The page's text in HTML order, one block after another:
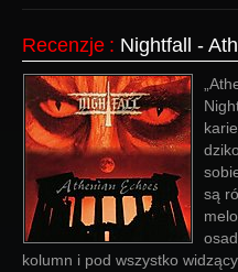
Recenzje : Nightfall -
są
kolumn i pod wszystko